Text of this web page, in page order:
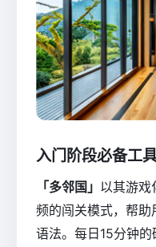
入门阶段必备工
「多邻国」 以其游戏
频的闯关模式，帮
语法。每日15分钟